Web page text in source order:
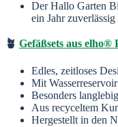
Der Hallo Garten
ein Jahr zuverlässig
🪴 Gefäßsets aus elho®
Edles, zeitloses
Mit
Besonders
Aus recyceltem
Hergestellt in den